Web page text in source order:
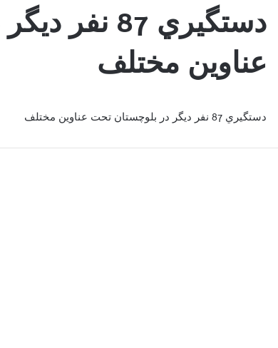
دستگيري 87
عناوين مختلف
دستگيري 87 نفر ديگر در بلوچستان تحت عناوين مختلف